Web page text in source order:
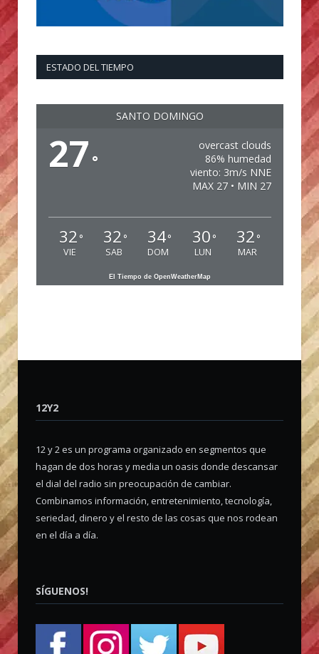
ESTADO DEL TIEMPO
SANTO DOMINGO
27 °
overcast clouds
86% humedad
viento: 3m/s NNE
MAX 27 • MIN 27
32 °
VIE
32 °
SAB
34°
DOM
30 °
LUN
32 °
MAR
El Tiempo de OpenWeatherMap
12Y2
12 y 2 es un programa organizado en segmentos que
hagan de dos horas y media un oasis donde descansar
el dial del radio sin preocupación de cambiar.
Combinamos información, entretenimiento, tecnología,
seriedad, dinero y el resto de las cosas que nos rodean
en el día a día.
SÍGUENOS!